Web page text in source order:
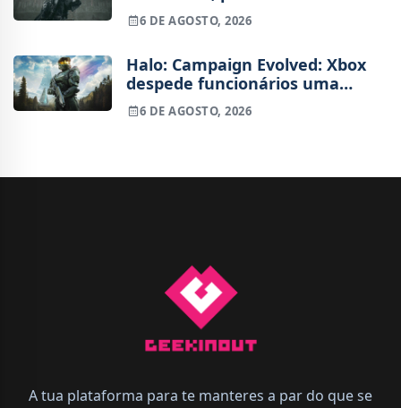
começam na próxima semana
6 DE AGOSTO, 2026
Halo: Campaign Evolved: Xbox
despede funcionários uma
semana após o lançamento
6 DE AGOSTO, 2026
A tua plataforma para te manteres a par do que se